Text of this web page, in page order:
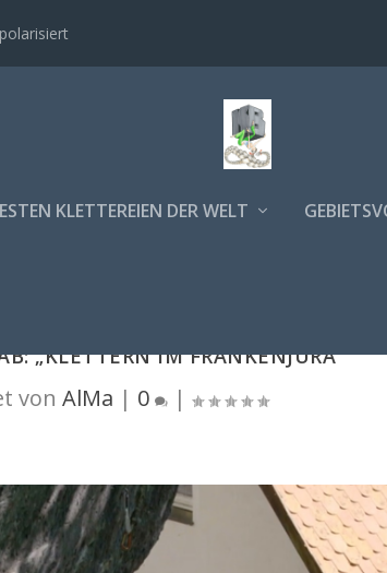
KLETTEREIEN DER WELT
„KLETTERN IM FRANKENJURA“
von AlMa | 0 |